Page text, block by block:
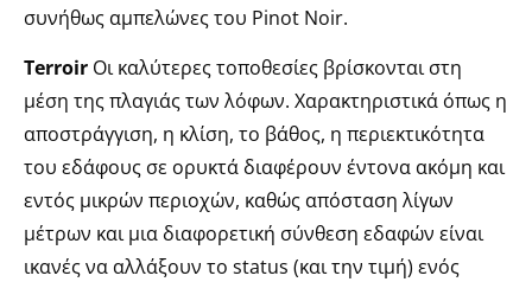
συνήθως αμπελώνες του Pinot Noir.
Τerroir Οι καλύτερες τοποθεσίες βρίσκονται στη
μέση της πλαγιάς των λόφων. Χαρακτηριστικά όπως η
αποστράγγιση, η κλίση, το βάθος, η περιεκτικότητα
του εδάφους σε ορυκτά διαφέρουν έντονα ακόμη και
εντός μικρών περιοχών, καθώς απόσταση λίγων
μέτρων και μια διαφορετική σύνθεση εδαφών είναι
ικανές να αλλάξουν το status (και την τιμή) ενός